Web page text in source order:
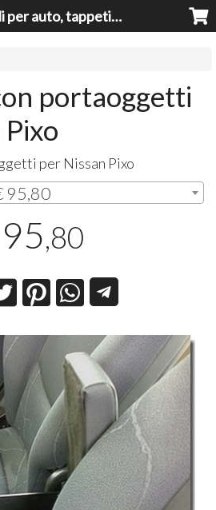
Braccioli per auto, tappeti auto, accessori auto MADE IN ITALY - Armrests, Mittelarmlehnen, Accoundoirs
portaoggetti
per Nissan Pixo
95,80
95,80